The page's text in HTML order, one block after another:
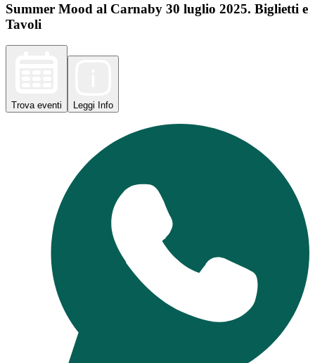
Summer Mood al Carnaby 30 luglio 2025. Biglietti e
Tavoli
Trova eventi Leggi Info